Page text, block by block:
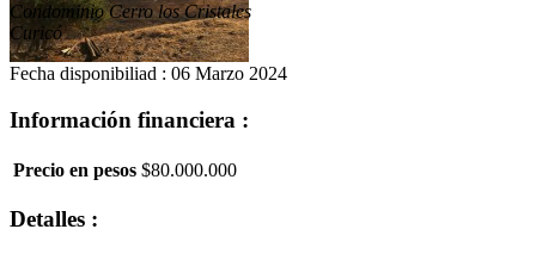
Condominio Cerro los Cristales
Curicó
Fecha disponibiliad : 06 Marzo 2024
Información financiera :
Precio en pesos $80.000.000
Detalles :